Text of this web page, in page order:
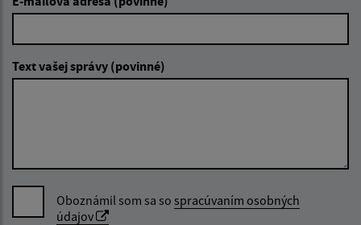
Text vašej správy (povinné)
Oboznámil som sa so spracúvaním osobných
údajov